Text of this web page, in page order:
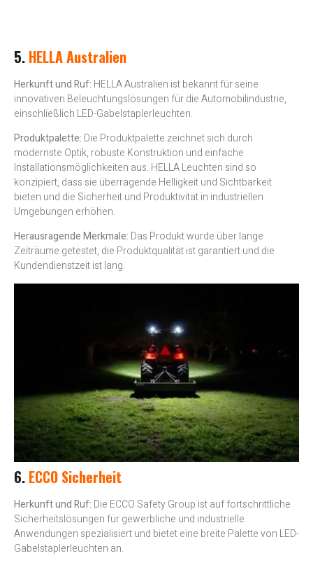
5. HELLA Australien
Herkunft und Ruf: HELLA Australien ist bekannt für seine
innovativen Beleuchtungslösungen für die Automobilindustrie,
einschließlich LED-Gabelstaplerleuchten.
Produktpalette: Die Produktpalette zeichnet sich durch
modernste Optik, robuste Konstruktion und einfache
Installationsmöglichkeiten aus. HELLA Leuchten sind so
konzipiert, dass sie überragende Helligkeit und Sichtbarkeit
bieten und die Sicherheit und Produktivität in industriellen
Umgebungen erhöhen.
Herausragende Merkmale: Das Produkt wurde über lange
Zeiträume getestet, die Produktqualität ist garantiert und die
Kundendienstzeit ist lang.
6. ECCO Sicherheit
Herkunft und Ruf: Die ECCO Safety Group ist auf fortschrittliche
Sicherheitslösungen für gewerbliche und industrielle
Anwendungen spezialisiert und bietet eine breite Palette von LED-
Gabelstaplerleuchten an.